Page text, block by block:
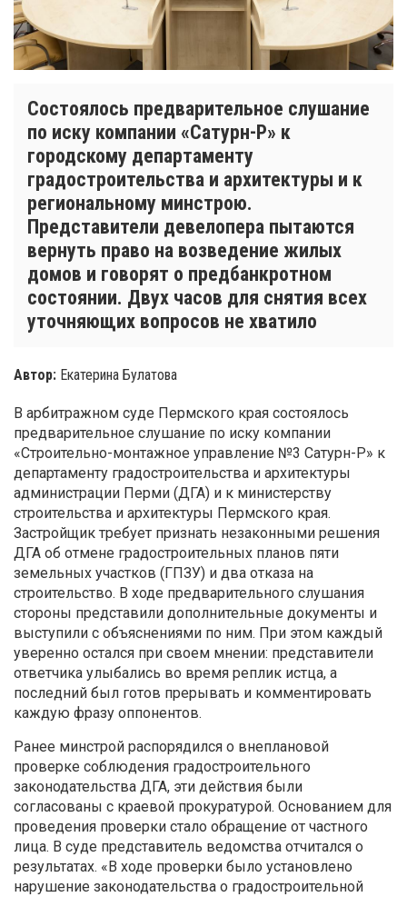
Состоялось предварительное слушание
по иску компании «Сатурн-Р» к
городскому департаменту
градостроительства и архитектуры и к
региональному минстрою.
Представители девелопера пытаются
вернуть право на возведение жилых
домов и говорят о предбанкротном
состоянии. Двух часов для снятия всех
уточняющих вопросов не хватило
Автор: Екатерина Булатова
В арбитражном суде Пермского края состоялось
предварительное слушание по иску компании
«Строительно-монтажное управление №3 Сатурн-Р» к
департаменту градостроительства и архитектуры
администрации Перми (ДГА) и к министерству
строительства и архитектуры Пермского края.
Застройщик требует признать незаконными решения
ДГА об отмене градостроительных планов пяти
земельных участков (ГПЗУ) и два отказа на
строительство. В ходе предварительного слушания
стороны представили дополнительные документы и
выступили с объяснениями по ним. При этом каждый
уверенно остался при своем мнении: представители
ответчика улыбались во время реплик истца, а
последний был готов прерывать и комментировать
каждую фразу оппонентов.
Ранее минстрой распорядился о внеплановой
проверке соблюдения градостроительного
законодательства ДГА, эти действия были
согласованы с краевой прокуратурой. Основанием для
проведения проверки стало обращение от частного
лица. В суде представитель ведомства отчитался о
результатах. «В ходе проверки было установлено
нарушение законодательства о градостроительной